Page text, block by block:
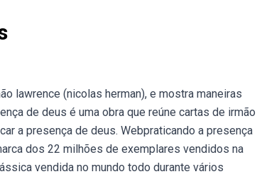
lawrence (nicolas herman), e mostra maneiras
de deus é uma obra que reúne cartas de irmão
a presença de deus. Webpraticando a presença
dos 22 milhões de exemplares vendidos na
vendida no mundo todo durante vários